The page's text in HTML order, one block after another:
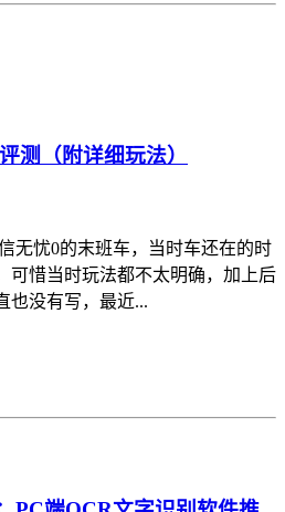
测（附详细玩法）
无忧0的末班车，当时车还在的时
可惜当时玩法都不太明确，加上后
也没有写，最近...